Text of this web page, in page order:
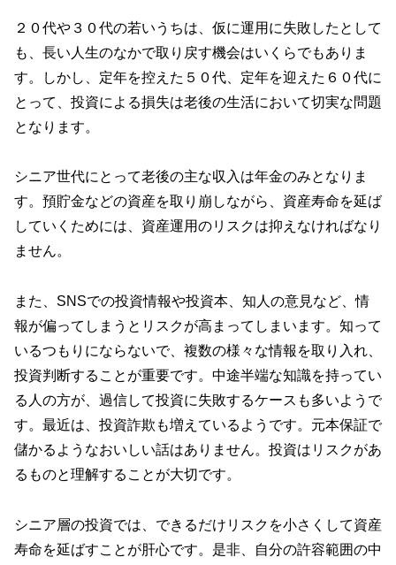
２０代や３０代の若いうちは、仮に運用に失敗したとして
も、長い人生のなかで取り戻す機会はいくらでもありま
す。しかし、定年を控えた５０代、定年を迎えた６０代に
とって、投資による損失は老後の生活において切実な問題
となります。
シニア世代にとって老後の主な収入は年金のみとなりま
す。預貯金などの資産を取り崩しながら、資産寿命を延ば
していくためには、資産運用のリスクは抑えなければなり
ません。
また、SNSでの投資情報や投資本、知人の意見など、情
報が偏ってしまうとリスクが高まってしまいます。知って
いるつもりにならないで、複数の様々な情報を取り入れ、
投資判断することが重要です。中途半端な知識を持ってい
る人の方が、過信して投資に失敗するケースも多いようで
す。最近は、投資詐欺も増えているようです。元本保証で
儲かるようなおいしい話はありません。投資はリスクがあ
るものと理解することが大切です。
シニア層の投資では、できるだけリスクを小さくして資産
寿命を延ばすことが肝心です。是非、自分の許容範囲の中